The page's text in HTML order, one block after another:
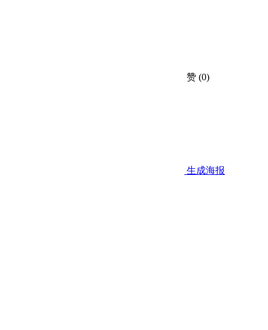
赞 (0)
生成海报